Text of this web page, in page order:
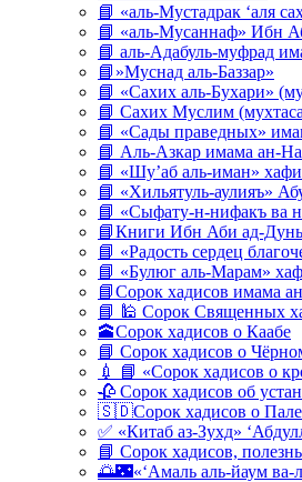
📘 «аль-Мустадрак ‘аля
📘 «аль-Мусаннаф» Ибн
📘 аль-Адабуль-муфрад
📘»Муснад аль-Баззар»
📘 «Сахих аль-Бухари»
📘 Сахих Муслим
📘 «Сады праведных»
📘 Аль-Азкар имама ан-
📘 «Шу’аб аль-иман»
📘 «Хильятуль-аулияъ»
📘 «Сыфату-н-нифакъ ва
📘Книги Ибн Аби ад-
📘 «Радость сердец
📘 «Булюг аль-Марам»
📘Сорок хадисов имама
📘 🕌 Сорок Священных
🕋Сорок хадисов о Каабе
📘 Сорок хадисов о
💉 📘 «Сорок хадисов о
🥀 Сорок хадисов об
🇸🇩Сорок хадисов о
✅ «Китаб аз-Зухд»
📘 Сорок хадисов,
🌅🌃«‘Амаль аль-йаум